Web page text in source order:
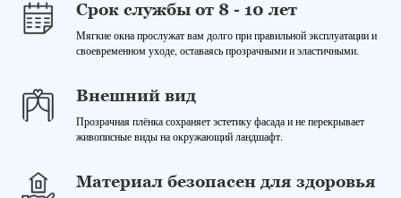
Срок службы от 8 - 10 лет
Мягкие окна прослужат вам долго при правильной эксплуатации и
своевременном уходе, оставаясь прозрачными и эластичными.
Внешний вид
Прозрачная плёнка сохраняет эстетику фасада и не перекрывает
живописные виды на окружающий ландшафт.
Материал безопасен для здоровья